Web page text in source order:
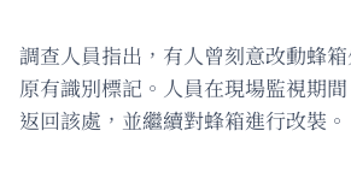
調查人員指出，有人曾刻意改動蜂
原有識別標記。人員在現場監視期
返回該處，並繼續對蜂箱進行改裝。